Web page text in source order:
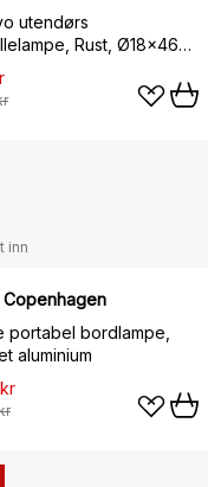
utendørs
Rust, Ø18x46
inn
Copenhagen
portabel bordlampe,
aluminium